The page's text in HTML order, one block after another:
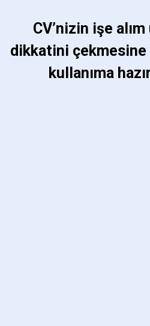
dikkatini çekmesine
kullanıma